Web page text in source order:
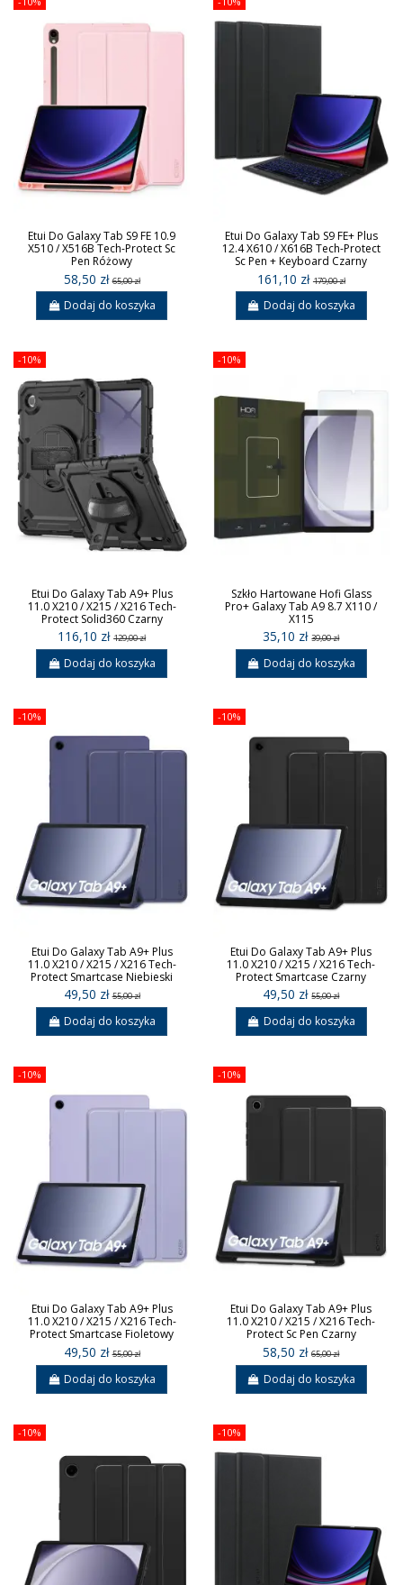
Etui Do Galaxy Tab S9 FE 10.9
X510 / X516B Tech-Protect Sc
Pen Różowy
58,50 zł65,00 zł
Dodaj do koszyka
Etui Do Galaxy Tab S9 FE+ Plus
12.4 X610 / X616B Tech-Protect
Sc Pen + Keyboard Czarny
161,10 zł 179,00 zł
Dodaj do koszyka
-10%
Etui Do Galaxy Tab A9+ Plus
11.0 X210 / X215 / X216 Tech-
Protect Solid360 Czarny
116,10 zł129,00 zł
Dodaj do koszyka
-10%
Szkło Hartowane Hofi Glass
Pro+ Galaxy Tab A9 8.7 X110 /
X115
35,10 zł39,00 zł
Dodaj do koszyka
-10%
Etui Do Galaxy Tab A9+ Plus
11.0 X210 / X215 / X216 Tech-
Protect Smartcase Niebieski
49,50 zł55,00 zł
Dodaj do koszyka
-10%
Etui Do Galaxy Tab A9+ Plus
11.0 X210 / X215 / X216 Tech-
Protect Smartcase Czarny
49,50 zł55,00 zł
Dodaj do koszyka
-10%
Etui Do Galaxy Tab A9+ Plus
11.0 X210 / X215 / X216 Tech-
Protect Smartcase Fioletowy
49,50 zł55,00 zł
Dodaj do koszyka
-10%
Etui Do Galaxy Tab A9+ Plus
11.0 X210 / X215 / X216 Tech-
Protect Sc Pen Czarny
58,50 zł65,00 zł
Dodaj do koszyka
-10% -10%